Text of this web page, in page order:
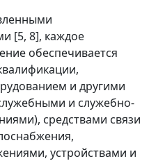
[5, 8], каждое
обеспечивается
и другими
и служебно-
средствами связи
устройствами и